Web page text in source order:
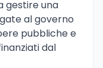
gestire una
al governo
pubbliche e
dal